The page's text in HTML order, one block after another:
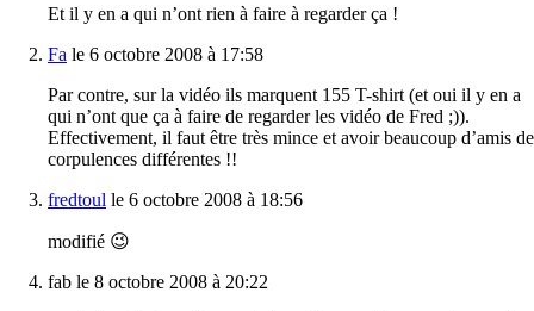
Et il y en a qui n’ont rien à faire à regarder ça !
Fa le 6 octobre 2008 à 17:58
Par contre, sur la vidéo ils marquent 155 T-shirt (et oui il y en a
qui n’ont que ça à faire de regarder les vidéo de Fred ;)).
Effectivement, il faut être très mince et avoir beaucoup d’amis de
corpulences différentes !!
fredtoul le 6 octobre 2008 à 18:56
modifié 😉
fab le 8 octobre 2008 à 20:22